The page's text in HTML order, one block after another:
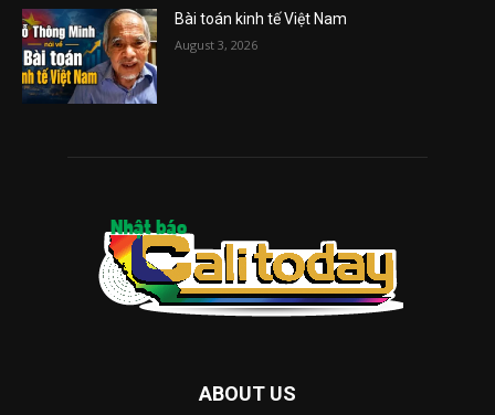
Bài toán kinh tế Việt Nam
August 3, 2026
ABOUT US